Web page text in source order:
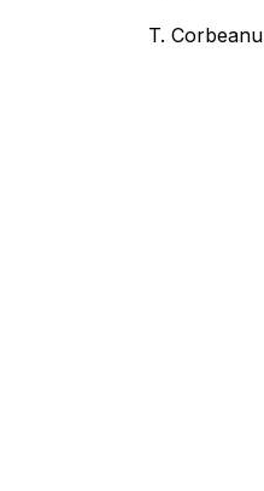
T. Corbeanu